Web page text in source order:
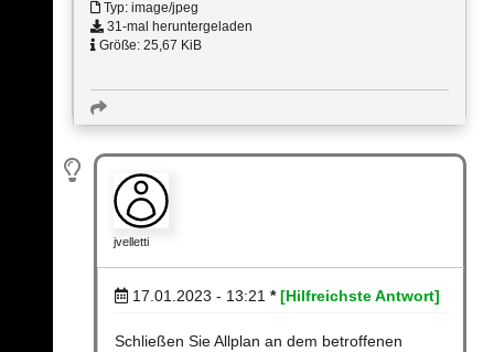
Typ: image/jpeg
31-mal heruntergeladen
Größe: 25,67 KiB
jvelletti
17.01.2023 - 13:21 * [Hilfreichste Antwort]
Schließen Sie Allplan an dem betroffenen